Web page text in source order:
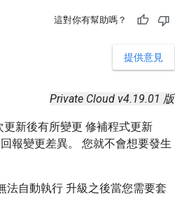
這對你有幫助嗎？
提供意見
Private Cloud v4.19.01 版
新後有所變更 修補程式更新
報變更差異。 您就不會想要發生
法自動執行 升級之後當您需要套